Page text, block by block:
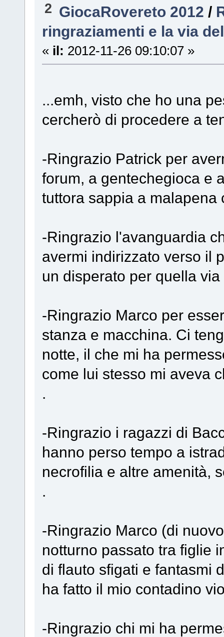
2 GiocaRovereto 2012 /
ringraziamenti e la via
« il: 2012-11-26 09:10:07 »
...emh, visto che ho una
cercherò di procedere a
-Ringrazio Patrick per
forum, a gentechegioca e
tuttora sappia a malapena
-Ringrazio l'avanguardia
avermi indirizzato verso il
un disperato per quella via
-Ringrazio Marco per
stanza e macchina. Ci
notte, il che mi ha
come lui stesso mi aveva
.
-Ringrazio i ragazzi di
hanno perso tempo a
necrofilia e altre amenità,
.
-Ringrazio Marco (di
notturno passato tra figlie
di flauto sfigati e fantasmi
ha fatto il mio contadino
-Ringrazio chi mi ha